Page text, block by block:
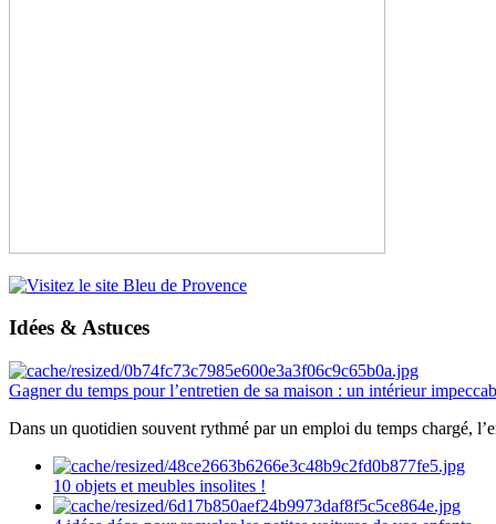
Idées & Astuces
Gagner du temps pour l’entretien de sa maison : un intérieur
Dans un quotidien souvent rythmé par un emploi du temps chargé,
10 objets et meubles insolites !